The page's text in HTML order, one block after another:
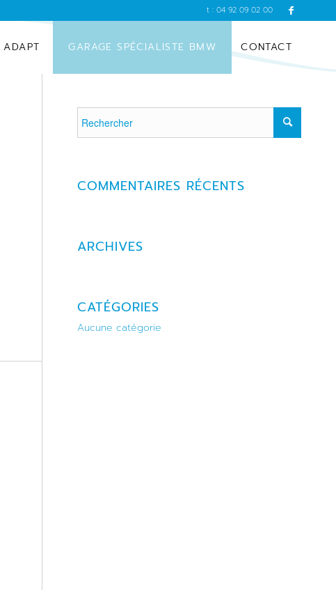
t : 04 92 09 02 00
ADAPT GARAGE SPÉCIALISTE BMW CONTACT
COMMENTAIRES RÉCENTS
ARCHIVES
CATÉGORIES
Aucune catégorie